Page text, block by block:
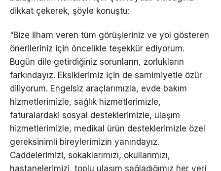
dikkat çekerek, şöyle konuştu:
“Bize ilham veren tüm görüşleriniz ve yol gösteren
önerileriniz için öncelikle teşekkür ediyorum.
Bugün dile getirdiğiniz sorunların, zorlukların
farkındayız. Eksiklerimiz için de samimiyetle özür
diliyorum. Engelsiz araçlarımızla, evde bakım
hizmetlerimizle, sağlık hizmetlerimizle,
faturalardaki sosyal desteklerimizle, ulaşım
hizmetlerimizle, medikal ürün desteklerimizle özel
gereksinimli bireylerimizin yanındayız.
Caddelerimizi, sokaklarımızı, okullarımızı,
hastanelerimizi, toplu ulaşım sağladığımız her yeri